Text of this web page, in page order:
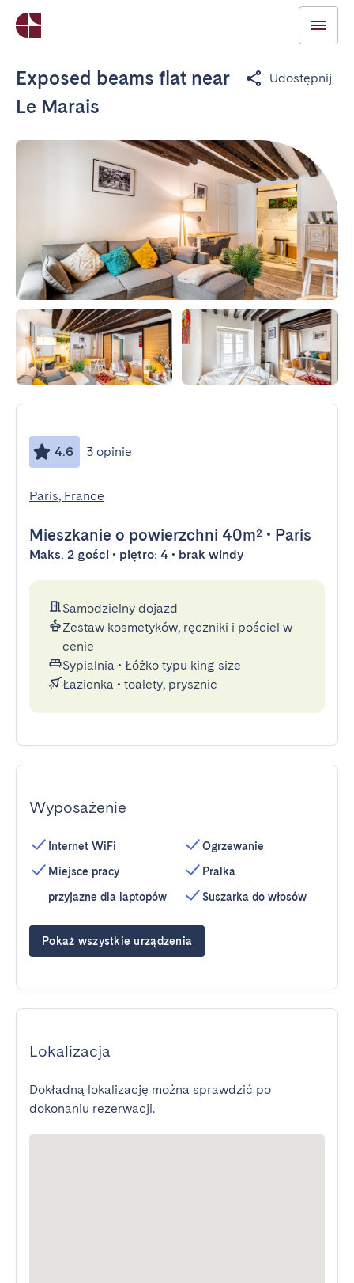
Exposed beams flat near
Le Marais
Udostępnij
4.6 3 opinie
Paris, France
Mieszkanie o powierzchni 40m² • Paris
Maks. 2 gości • piętro: 4 • brak windy
Samodzielny dojazd
Zestaw kosmetyków, ręczniki i pościel w
cenie
Sypialnia • Łóżko typu king size
Łazienka • toalety, prysznic
Wyposażenie
Internet WiFi
Miejsce pracy
przyjazne dla laptopów
Ogrzewanie
Pralka
Suszarka do włosów
Pokaż wszystkie urządzenia
Lokalizacja
Dokładną lokalizację można sprawdzić po
dokonaniu rezerwacji.